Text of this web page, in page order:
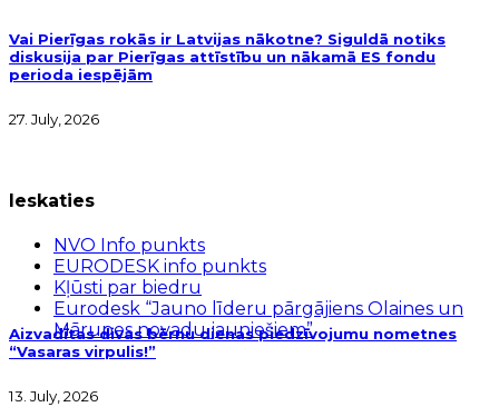
Vai Pierīgas rokās ir Latvijas nākotne? Siguldā notiks
diskusija par Pierīgas attīstību un nākamā ES fondu
perioda iespējām
27. July, 2026
Aizvadītas divas bērnu dienas piedzīvojumu nometnes
“Vasaras virpulis!”
13. July, 2026
Ieskaties
NVO Info punkts
EURODESK info punkts
Kļūsti par biedru
Eurodesk “Jauno līderu pārgājiens Olaines un
Mārupes novadu jauniešiem”